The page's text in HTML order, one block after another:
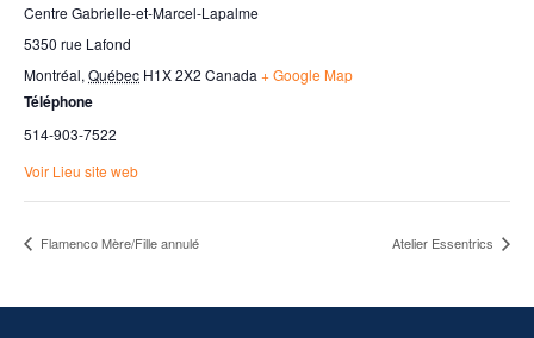
Centre Gabrielle-et-Marcel-Lapalme
5350 rue Lafond
Montréal, Québec H1X 2X2 Canada + Google Map
Téléphone
514-903-7522
Voir Lieu site web
Flamenco Mère/Fille annulé Atelier Essentrics